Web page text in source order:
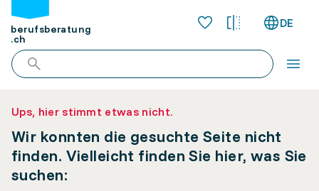
berufsberatung
.ch
DE
Ups, hier stimmt etwas nicht.
Wir konnten die gesuchte Seite nicht
finden. Vielleicht finden Sie hier, was Sie
suchen: